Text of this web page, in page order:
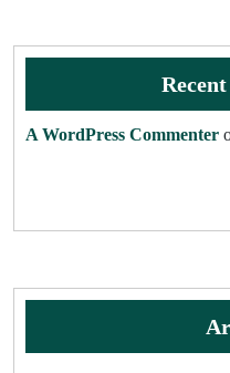
A WordPress Commenter